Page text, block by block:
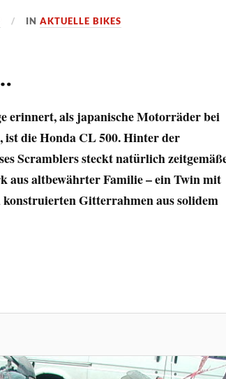
INAKTUELLE BIKES
erinnert, als japanische Motorräder bei
die Honda CL 500. Hinter der
Scramblers steckt natürlich
aus altbewährter Familie – ein Twin mit
Gitterrahmen aus solidem